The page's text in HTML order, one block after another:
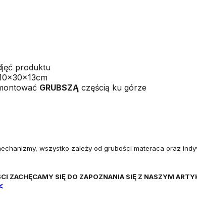
produktu
GRUBSZĄ częścią ku górze
wszystko zależy od grubości materaca oraz
ZACHĘCAMY SIĘ DO ZAPOZNANIA SIĘ Z NASZYM